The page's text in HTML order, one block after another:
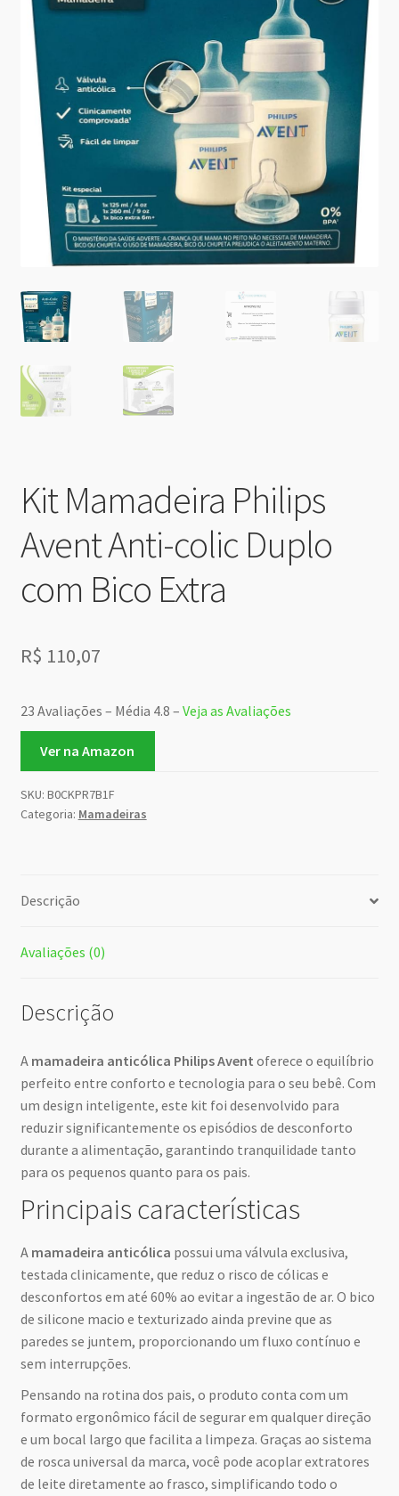
Kit Mamadeira Philips
Avent Anti-colic Duplo
com Bico Extra
R$ 110,07
23 Avaliações – Média 4.8 – Veja as Avaliações
Ver na Amazon
SKU: B0CKPR7B1F
Categoria: Mamadeiras
Descrição
Avaliações (0)
Descrição
A mamadeira anticólica Philips Avent oferece o equilíbrio
perfeito entre conforto e tecnologia para o seu bebê. Com
um design inteligente, este kit foi desenvolvido para
reduzir significantemente os episódios de desconforto
durante a alimentação, garantindo tranquilidade tanto
para os pequenos quanto para os pais.
Principais características
A mamadeira anticólica possui uma válvula exclusiva,
testada clinicamente, que reduz o risco de cólicas e
desconfortos em até 60% ao evitar a ingestão de ar. O bico
de silicone macio e texturizado ainda previne que as
paredes se juntem, proporcionando um fluxo contínuo e
sem interrupções.
Pensando na rotina dos pais, o produto conta com um
formato ergonômico fácil de segurar em qualquer direção
e um bocal largo que facilita a limpeza. Graças ao sistema
de rosca universal da marca, você pode acoplar extratores
de leite diretamente ao frasco, simplificando todo o